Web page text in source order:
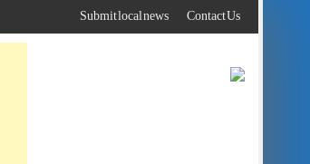
to
content
Contact Us
Submit local news